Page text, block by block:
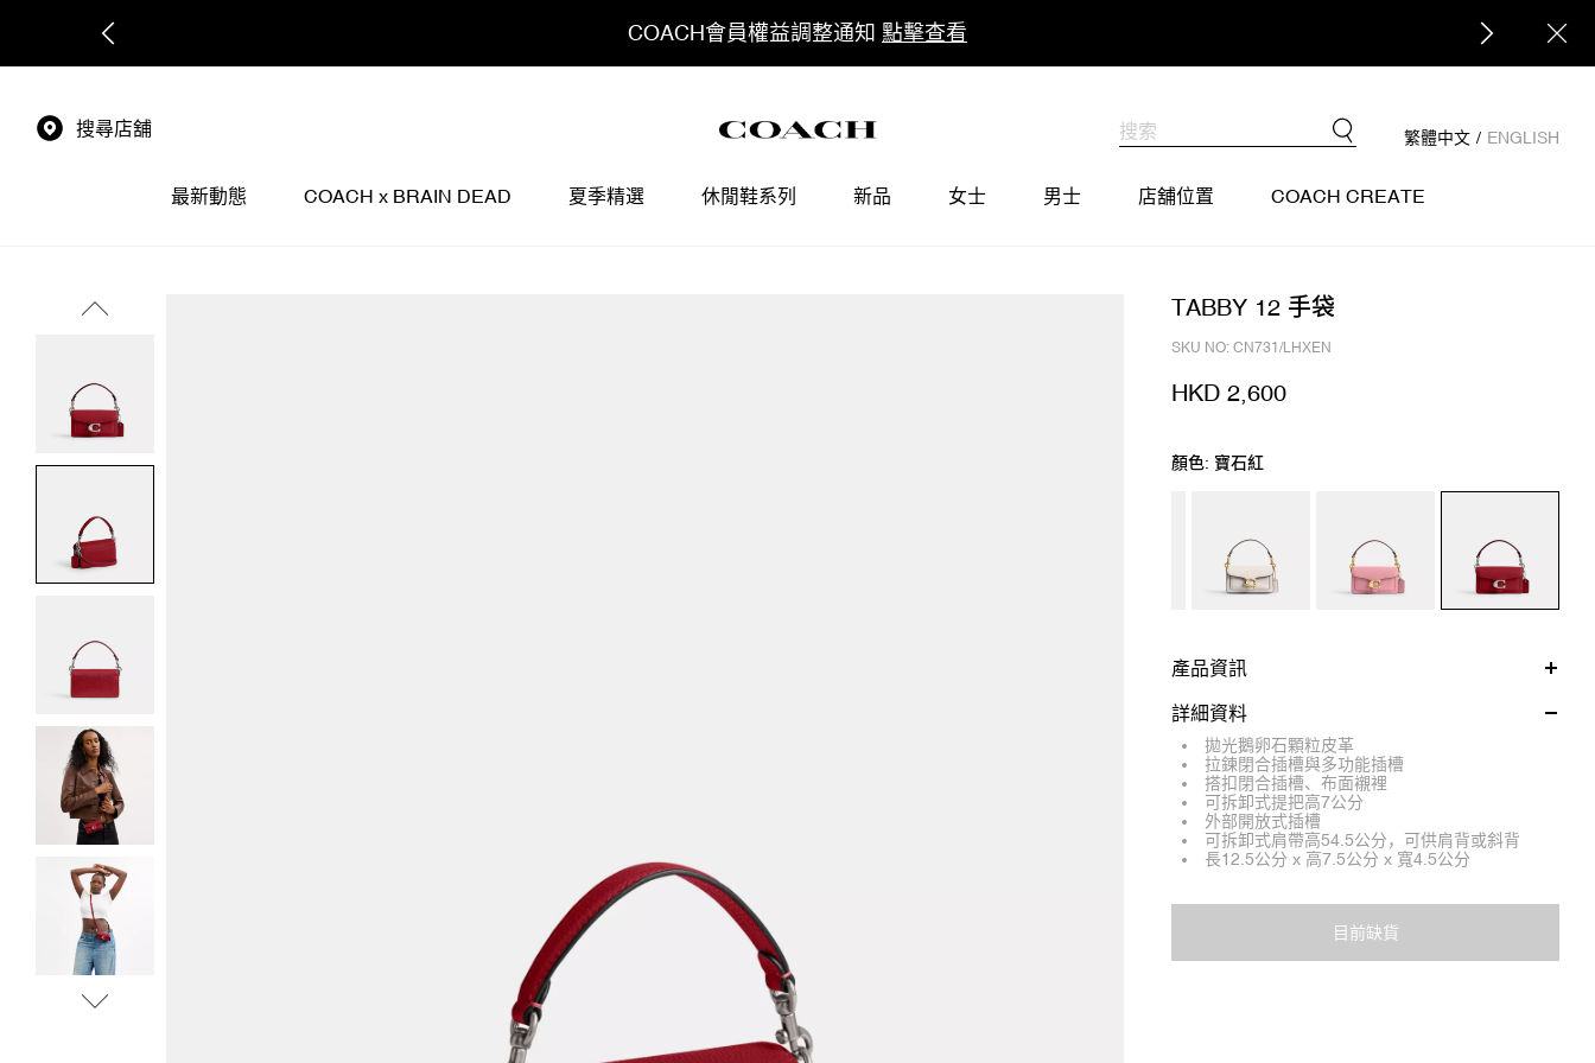
COACH會員權益調整通知 點擊查看
搜尋店舖 繁體中文 / ENGLISH
最新動態 COACH x BRAIN DEAD 夏季精選 休閒鞋系列 新品 女士 男士 店舖位置 COACH CREATE
TABBY 12 手袋
SKU NO: CN731/LHXEN
HKD 2,600
顏色: 寶石紅
產品資訊
詳細資料
拋光鵝卵石顆粒皮革
拉鍊閉合插槽與多功能插槽
搭扣閉合插槽、布面襯裡
可拆卸式提把高7公分
外部開放式插槽
可拆卸式肩帶高54.5公分，可供肩背或斜背
長12.5公分 x 高7.5公分 x 寬4.5公分
目前缺貨